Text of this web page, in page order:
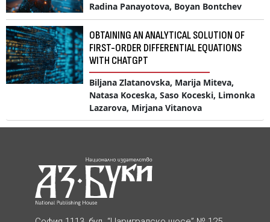
Radina Panayotova, Boyan Bontchev
OBTAINING AN ANALYTICAL SOLUTION OF
FIRST-ORDER DIFFERENTIAL EQUATIONS
WITH CHATGPT
Biljana Zlatanovska, Marija Miteva,
Natasa Koceska, Saso Koceski, Limonka
Lazarova, Mirjana Vitanova